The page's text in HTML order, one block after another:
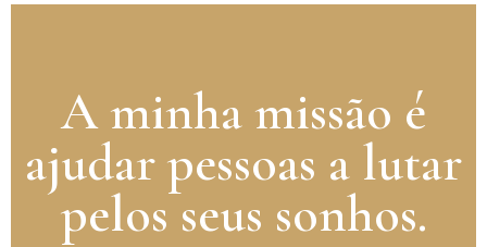
A minha missão é
ajudar pessoas a lutar
pelos seus sonhos.